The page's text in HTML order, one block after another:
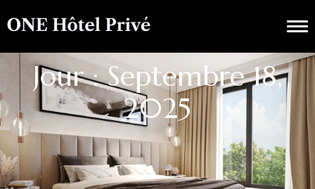
Jour : Septembre 18,
2025